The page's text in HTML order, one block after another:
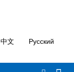
中文 Русский